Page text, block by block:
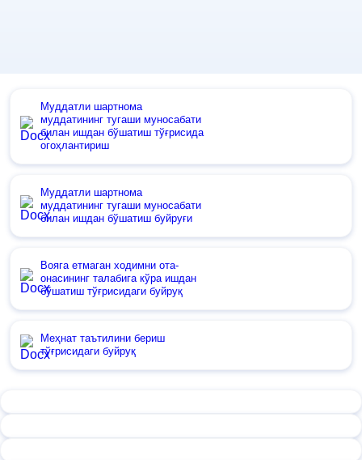
Муддатли шартнома
муддатининг тугаши муносабати
билан ишдан бўшатиш тўғрисида
огоҳлантириш
Муддатли шартнома
муддатининг тугаши муносабати
билан ишдан бўшатиш буйруғи
Вояга етмаган ходимни ота-
онасининг талабига кўра ишдан
бўшатиш тўғрисидаги буйруқ
Меҳнат таътилини бериш
тўғрисидаги буйруқ